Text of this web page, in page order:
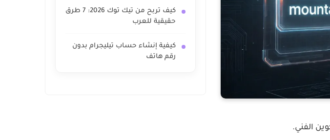
كيف تربح من تيك توك 2026: 7 طرق
حقيقية للعرب
كيفية إنشاء حساب تيليجرام بدون
رقم هاتف